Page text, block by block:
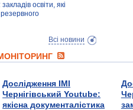
освіти, які
Всі новини
Дослідження ІМІ
Чернігівський Youtube:
якісна документалістика